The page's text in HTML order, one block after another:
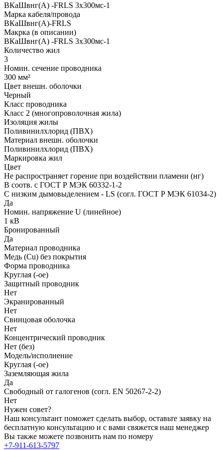
ВКаШвнг(A) -FRLS 3x300мс-1
Марка кабеля/провода
ВКаШвнг(A)-FRLS
Макрка (в описании)
ВКаШвнг(A) -FRLS 3x300мс-1
Количество жил
3
Номин. сечение проводника
300 мм²
Цвет внешн. оболочки
Черный
Класс проводника
Класс 2 (многопроволочная жила)
Изоляция жилы
Поливинилхлорид (ПВХ)
Материал внешн. оболочки
Поливинилхлорид (ПВХ)
Маркировка жил
Цвет
Не распространяет горение при воздействии пламени (нг)
В соотв. с ГОСТ Р МЭК 60332-1-2
С низким дымовыделением - LS (согл. ГОСТ Р МЭК 61034-2)
Да
Номин. напряжение U (линейное)
1 кВ
Бронированный
Да
Материал проводника
Медь (Cu) без покрытия
Форма проводника
Круглая (-ое)
Защитный проводник
Нет
Экранированный
Нет
Свинцовая оболочка
Нет
Концентрический проводник
Нет (без)
Модель/исполнение
Круглая (-ое)
Заземляющая жила
Да
Свободный от галогенов (согл. EN 50267-2-2)
Нет
Нужен совет?
Наш консультант поможет сделать выбор, оставьте заявку на
бесплатную консультацию и с вами свяжется наш менеджер
Вы также можете позвонить нам по номеру
+7-911-613-5797